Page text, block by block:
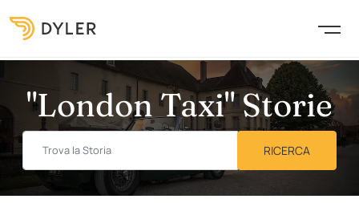
"London Taxi" Storie